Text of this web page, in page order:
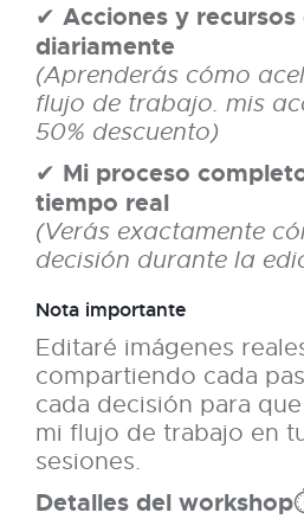
✔ Acciones y
diariamente
(Aprenderás cómo
flujo de trabajo. mis
50% descuento)
✔ Mi proceso
tiempo real
(Verás exactamente
decisión durante la
Nota importante
Editaré imágenes
compartiendo cada
cada decisión para
mi flujo de trabajo en
sesiones.
Detalles del workshop